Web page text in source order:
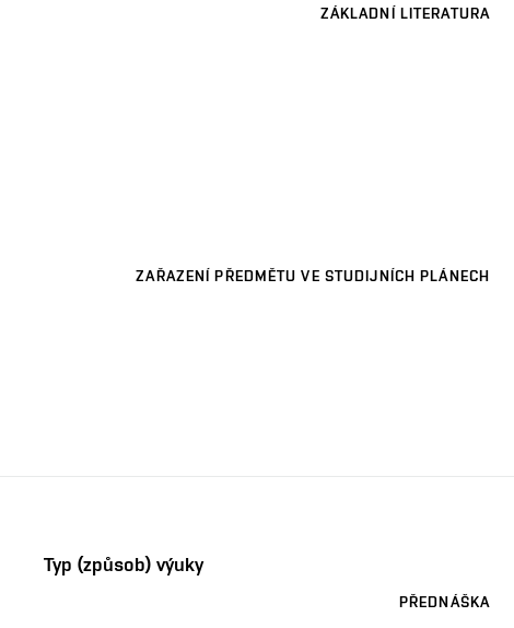
ZÁKLADNÍ LITERATURA
ZAŘAZENÍ PŘEDMĚTU VE STUDIJNÍCH PLÁNECH
Typ (způsob) výuky
PŘEDNÁŠKA